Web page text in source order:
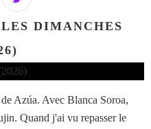
DIMANCHES
Azúa. Avec Blanca Soroa,
Quand j'ai vu repasser le